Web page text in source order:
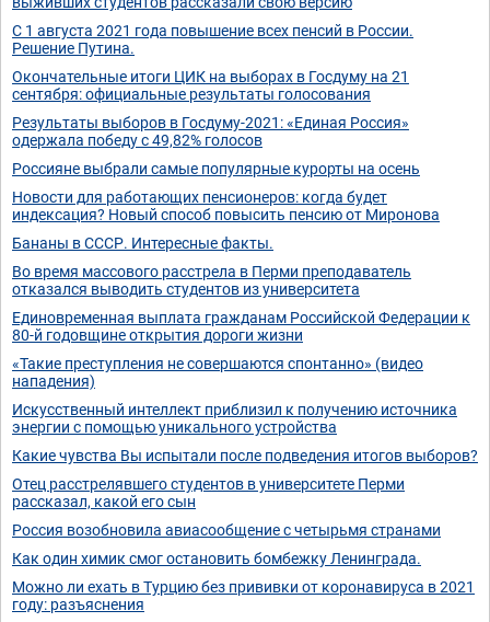
С 1 августа 2021 года повышение всех пенсий в России.
Решение Путина.
Окончательные итоги ЦИК на выборах в Госдуму на 21
сентября: официальные результаты голосования
Результаты выборов в Госдуму-2021: «Единая Россия»
одержала победу с 49,82% голосов
Россияне выбрали самые популярные курорты на осень
Новости для работающих пенсионеров: когда будет
индексация? Новый способ повысить пенсию от Миронова
Бананы в СССР. Интересные факты.
Во время массового расстрела в Перми преподаватель
отказался выводить студентов из университета
Единовременная выплата гражданам Российской Федерации к
80-й годовщине открытия дороги жизни
«Такие преступления не совершаются спонтанно» (видео
нападения)
Искусственный интеллект приблизил к получению источника
энергии с помощью уникального устройства
Какие чувства Вы испытали после подведения итогов выборов?
Отец расстрелявшего студентов в университете Перми
рассказал, какой его сын
Россия возобновила авиасообщение с четырьмя странами
Как один химик смог остановить бомбежку Ленинграда.
Можно ли ехать в Турцию без прививки от коронавируса в 2021
году: разъяснения